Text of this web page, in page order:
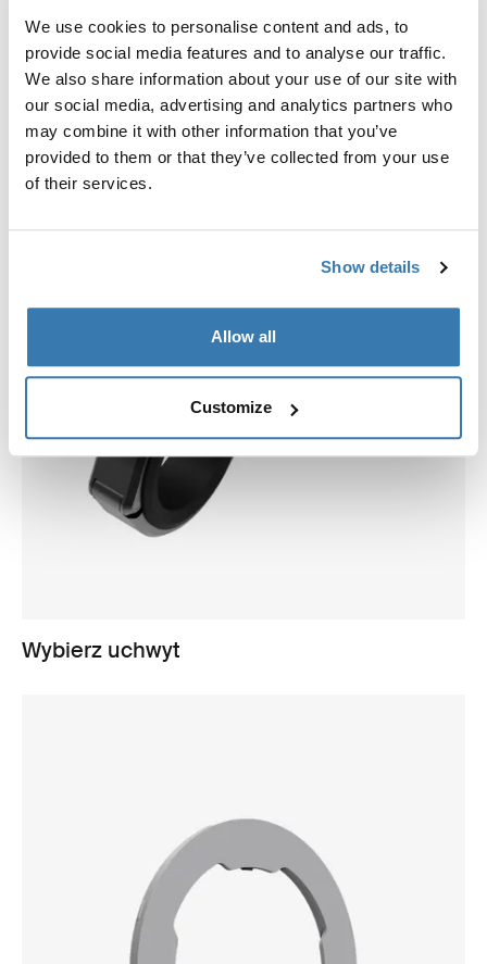
We use cookies to personalise content and ads, to
provide social media features and to analyse our traffic.
We also share information about your use of our site with
our social media, advertising and analytics partners who
may combine it with other information that you’ve
provided to them or that they’ve collected from your use
of their services.
Show details
Allow all
Customize
Wybierz etui
Wybierz uchwyt